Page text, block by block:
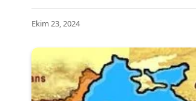
Ekim 23, 2024